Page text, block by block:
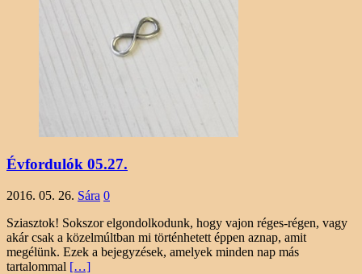
Évfordulók 05.27.
2016. 05. 26. Sára 0
Sziasztok! Sokszor elgondolkodunk, hogy vajon réges-régen, vagy
akár csak a közelmúltban mi történhetett éppen aznap, amit
megélünk. Ezek a bejegyzések, amelyek minden nap más
tartalommal […]